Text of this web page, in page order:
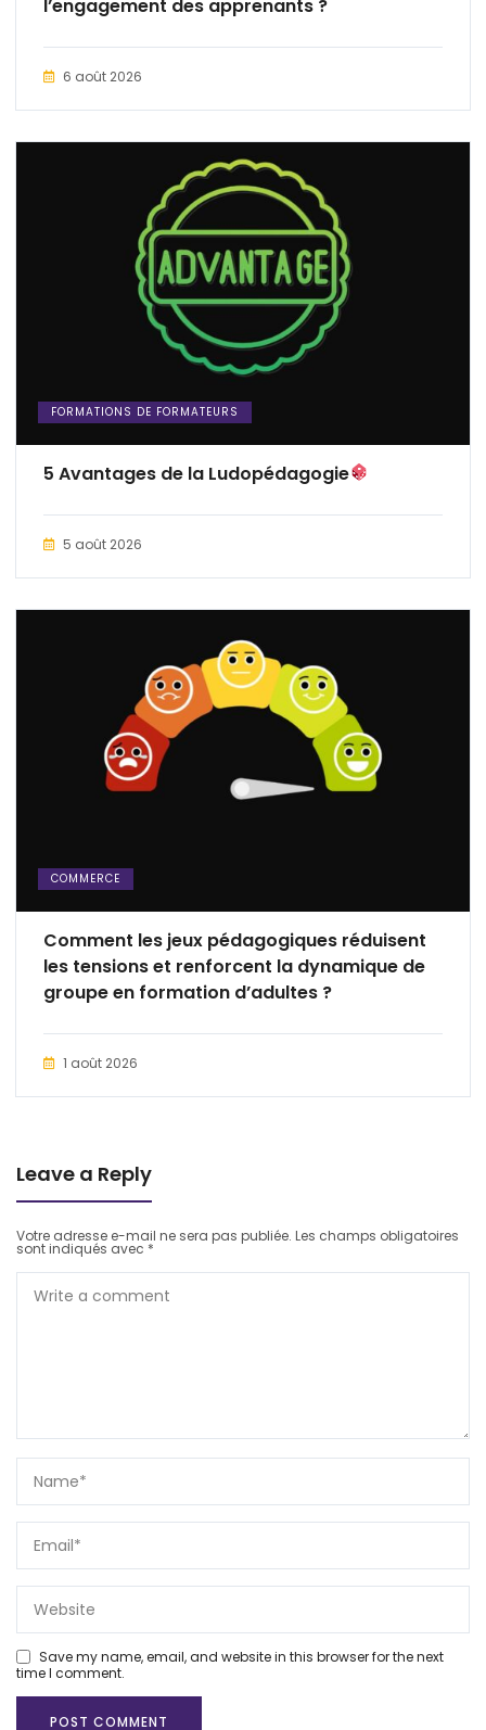
l’engagement des apprenants ?
6 août 2026
FORMATIONS DE FORMATEURS
5 Avantages de la Ludopédagogie
5 août 2026
COMMERCE
Comment les jeux pédagogiques réduisent
les tensions et renforcent la dynamique de
groupe en formation d’adultes ?
1 août 2026
Leave a Reply
Votre adresse e-mail ne sera pas publiée. Les champs obligatoires
sont indiqués avec *
Save my name, email, and website in this browser for the next
time I comment.